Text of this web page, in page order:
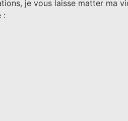
je vous laisse matter ma
: